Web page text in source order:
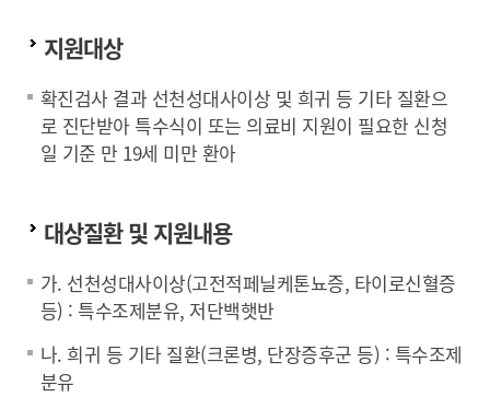
지원대상
확진검사 결과 선천성대사이상 및 희귀 등 기타 질환으
로 진단받아 특수식이 또는 의료비 지원이 필요한 신청
일 기준 만 19세 미만 환아
대상질환 및 지원내용
가. 선천성대사이상(고전적페닐케톤뇨증, 타이로신혈증
등) : 특수조제분유, 저단백햇반
나. 희귀 등 기타 질환(크론병, 단장증후군 등) : 특수조제
분유